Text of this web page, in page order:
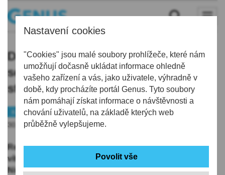
Nastavení cookies
"Cookies" jsou malé soubory prohlížeče, které nám
umožňují dočasně ukládat informace ohledně
vašeho zařízení a vás, jako uživatele, výhradně v
době, kdy procházíte portál Genus. Tyto soubory
nám pomáhají získat informace o návštěvnosti a
chování uživatelů, na základě kterých web
průběžně vylepšujeme.
Další ročník Soutěže Karla Hubáčka
se blíží, kraj by v něm rád viděl více
studentských projektů
Kraj
30.01.2020 | 5:45
Rekordních devětačtyřicet přihlášených staveb a
vítězství pro mateřskou školu ve Vratislavicích nad
Nisou. Taková je bilance minulého ročníku